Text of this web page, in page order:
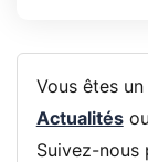
Vous êtes
Actualités
Suivez-nous